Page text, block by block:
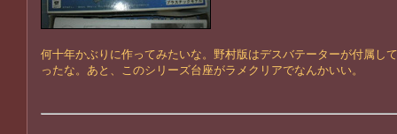
何十年かぶりに作ってみたいな。野村版はデスバテーターが付属し
ったな。あと、このシリーズ台座がラメクリアでなんかいい。